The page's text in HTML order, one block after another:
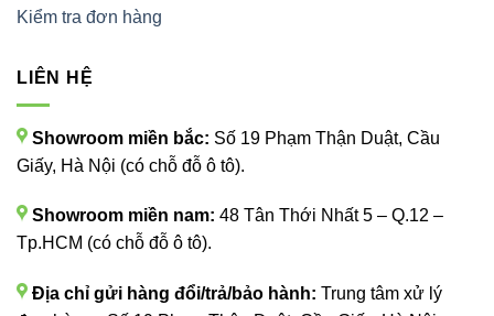
Kiểm tra đơn hàng
LIÊN HỆ
Showroom miền bắc: Số 19 Phạm Thận Duật, Cầu
Giấy, Hà Nội (có chỗ đỗ ô tô).
Showroom miền nam: 48 Tân Thới Nhất 5 – Q.12 –
Tp.HCM (có chỗ đỗ ô tô).
Địa chỉ gửi hàng đổi/trả/bảo hành: Trung tâm xử lý